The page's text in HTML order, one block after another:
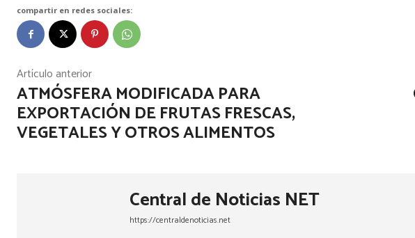
compartir en redes sociales:
Artículo anterior
ATMÓSFERA MODIFICADA PARA
EXPORTACIÓN DE FRUTAS FRESCAS,
VEGETALES Y OTROS ALIMENTOS
Central de Noticias NET
https://centraldenoticias.net